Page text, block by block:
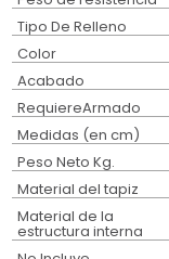
Tipo De Relleno
Color
Acabado
RequiereArmado
Medidas (en cm)
Peso Neto Kg.
Material del tapiz
Material de la
estructura interna